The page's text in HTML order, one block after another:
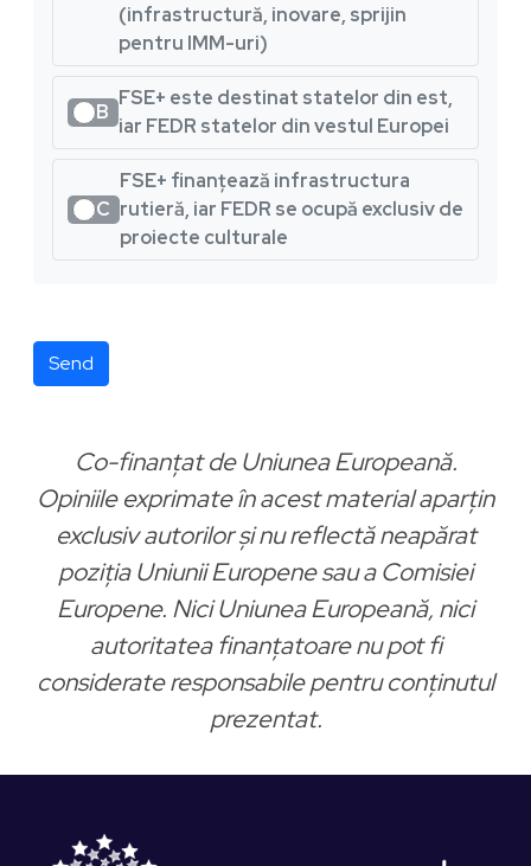
(infrastructură, inovare, sprijin
pentru IMM-uri)
B
FSE+ este destinat statelor din est,
iar FEDR statelor din vestul Europei
C
FSE+ finanțează infrastructura
rutieră, iar FEDR se ocupă exclusiv de
proiecte culturale
Send
Co-finanțat de Uniunea Europeană.
Opiniile exprimate în acest material aparțin
exclusiv autorilor și nu reflectă neapărat
poziția Uniunii Europene sau a Comisiei
Europene. Nici Uniunea Europeană, nici
autoritatea finanțatoare nu pot fi
considerate responsabile pentru conținutul
prezentat.